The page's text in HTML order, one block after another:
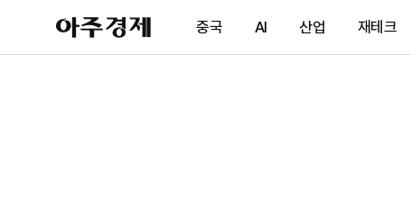
아
주
제
중국 AI 산업 재테크